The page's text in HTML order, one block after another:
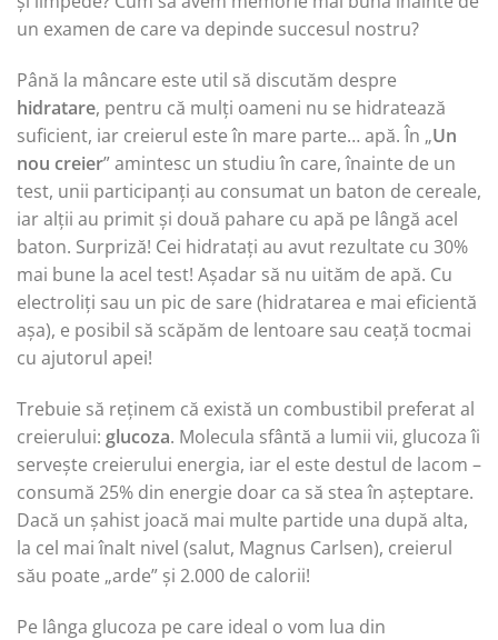
un examen de care va depinde succesul nostru?
Până la mâncare este util să discutăm despre
hidratare, pentru că mulți oameni nu se hidratează
suficient, iar creierul este în mare parte… apă. În „Un
nou creier” amintesc un studiu în care, înainte de un
test, unii participanți au consumat un baton de cereale,
iar alții au primit și două pahare cu apă pe lângă acel
baton. Surpriză! Cei hidratați au avut rezultate cu 30%
mai bune la acel test! Așadar să nu uităm de apă. Cu
electroliți sau un pic de sare (hidratarea e mai eficientă
așa), e posibil să scăpăm de lentoare sau ceață tocmai
cu ajutorul apei!
Trebuie să reținem că există un combustibil preferat al
creierului: glucoza. Molecula sfântă a lumii vii, glucoza îi
servește creierului energia, iar el este destul de lacom –
consumă 25% din energie doar ca să stea în așteptare.
Dacă un șahist joacă mai multe partide una după alta,
la cel mai înalt nivel (salut, Magnus Carlsen), creierul
său poate „arde” și 2.000 de calorii!
Pe lânga glucoza pe care ideal o vom lua din